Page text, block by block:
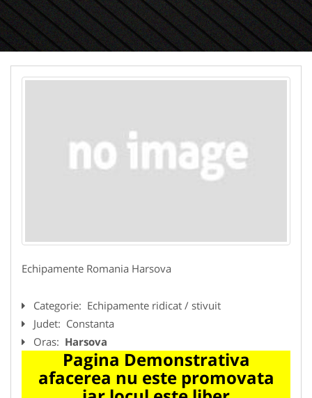
Echipamente Romania Harsova
Categorie: Echipamente ridicat / stivuit
Judet: Constanta
Oras: Harsova
Pagina Demonstrativa
afacerea nu este promovata